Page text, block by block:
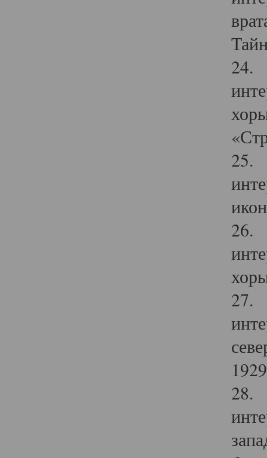
24.
25.
26.
27.
28.